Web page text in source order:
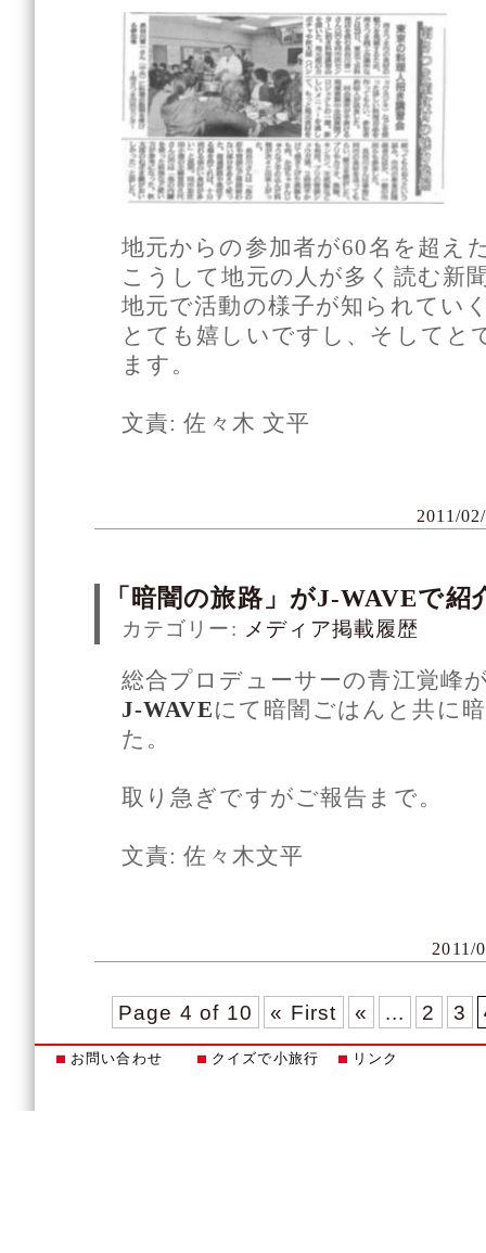
地元からの参加者が60名を超え
こうして地元の人が多く読む新
地元で活動の様子が知られてい
とても嬉しいですし、そしてと
ます。
文責: 佐々木 文平
2011/
「暗闇の旅路」がJ-WAVEで
カテゴリー: メディア掲載履歴
総合プロデューサーの青江覚峰
J-WAVEにて暗闇ごはんと共に
た。
取り急ぎですがご報告まで。
文責: 佐々木文平
2011/
Page 4 of 10 « First « ... 2 3
お問い合わせ クイズで小旅行 リンク